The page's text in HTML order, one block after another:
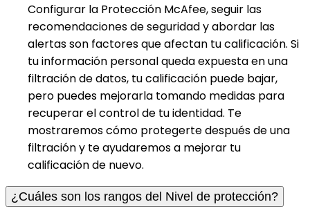
Configurar la Protección McAfee, seguir las
recomendaciones de seguridad y abordar las
alertas son factores que afectan tu calificación. Si
tu información personal queda expuesta en una
filtración de datos, tu calificación puede bajar,
pero puedes mejorarla tomando medidas para
recuperar el control de tu identidad. Te
mostraremos cómo protegerte después de una
filtración y te ayudaremos a mejorar tu
calificación de nuevo.
¿Cuáles son los rangos del Nivel de protección?